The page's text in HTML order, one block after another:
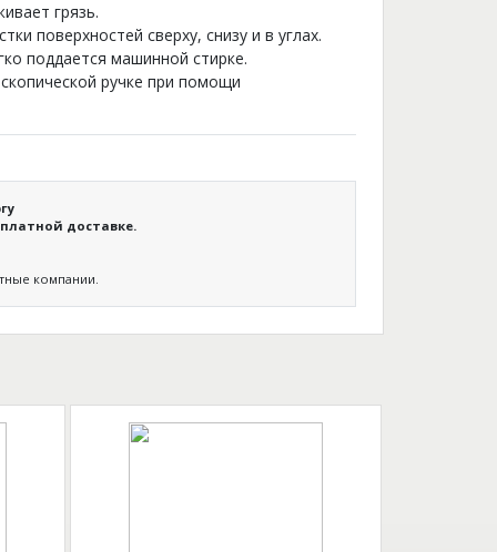
грязь.
поверхностей сверху, снизу и в углах.
поддается машинной стирке.
ручке при помощи
доставке.
компании.